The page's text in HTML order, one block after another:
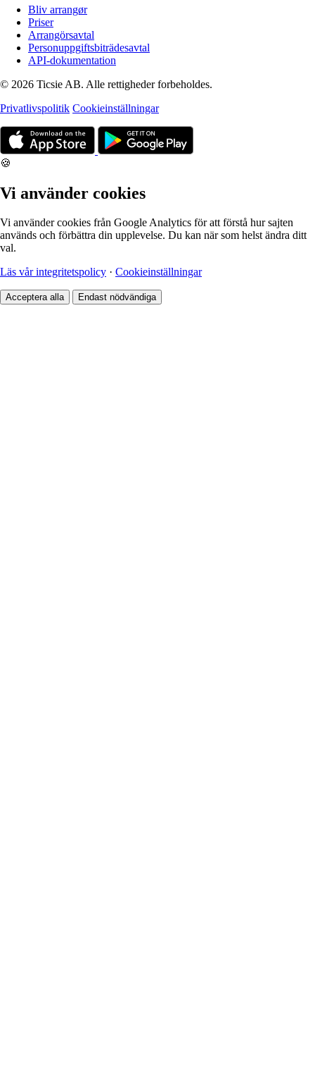
Bliv arrangør
Priser
Arrangörsavtal
Personuppgiftsbiträdesavtal
API-dokumentation
© 2026 Ticsie AB. Alle rettigheder forbeholdes.
Privatlivspolitik Cookieinställningar
🍪
Vi använder cookies
Vi använder cookies från Google Analytics för att förstå hur sajten
används och förbättra din upplevelse. Du kan när som helst ändra ditt
val.
Läs vår integritetspolicy · Cookieinställningar
Acceptera alla Endast nödvändiga